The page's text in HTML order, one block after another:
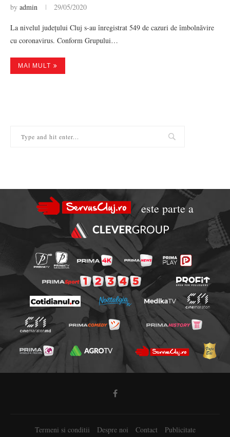
by admin 29/05/2020
La nivelul județului Cluj s-au înregistrat 549 de cazuri de îmbolnăvire
cu coronavirus. Conform Grupului…
MAI MULT
este parte a
Termeni si conditii Despre noi Contact Publicitate